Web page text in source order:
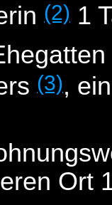
(2) 1
(3),
Ort